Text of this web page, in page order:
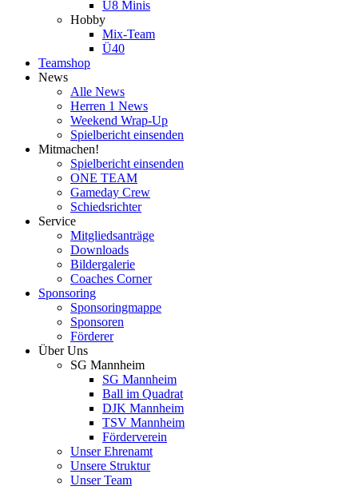
U8 Minis
Hobby
Mix-Team
Ü40
Teamshop
News
Alle News
Herren 1 News
Weekend Wrap-Up
Spielbericht einsenden
Mitmachen!
Spielbericht einsenden
ONE TEAM
Gameday Crew
Schiedsrichter
Service
Mitgliedsanträge
Downloads
Bildergalerie
Coaches Corner
Sponsoring
Sponsoringmappe
Sponsoren
Förderer
Über Uns
SG Mannheim
SG Mannheim
Ball im Quadrat
DJK Mannheim
TSV Mannheim
Förderverein
Unser Ehrenamt
Unsere Struktur
Unser Team